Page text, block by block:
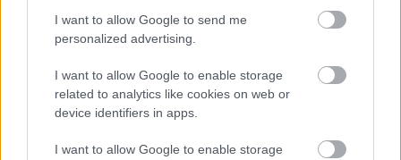
I want to allow Google to send me
personalized advertising.
I want to allow Google to enable storage
related to analytics like cookies on web or
device identifiers in apps.
I want to allow Google to enable storage